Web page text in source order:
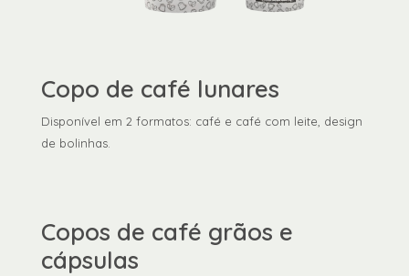
Copo de café lunares
Disponível em 2 formatos: café e café com leite, design
de bolinhas.
Copos de café grãos e
cápsulas